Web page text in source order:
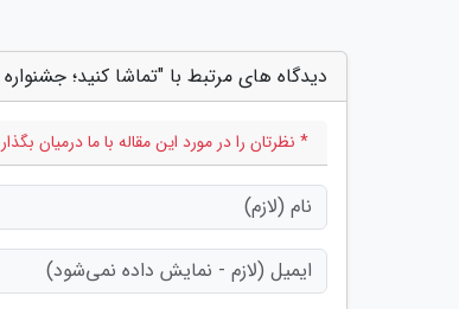
دیدگاه های مرتبط با "تماشا کنید؛
* نظرتان را در مورد این مقاله با ما درمیان